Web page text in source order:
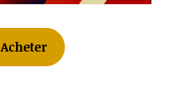
Acheter